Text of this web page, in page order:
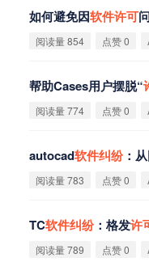
如何避免因软件许可
阅读量 854 点赞 0
帮助Cases用户摆脱“
阅读量 774 点赞 0
autocad软件纠纷：
阅读量 783 点赞 0
TC软件纠纷：格发许
阅读量 789 点赞 0